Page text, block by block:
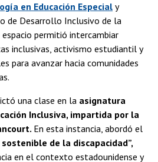
en Educación Especial y
de Desarrollo Inclusivo de la
espacio permitió intercambiar
inclusivas, activismo estudiantil y
para avanzar hacia comunidades
una clase en la asignatura
Inclusiva, impartida por la
En esta instancia, abordó el
de la discapacidad”,
en el contexto estadounidense y